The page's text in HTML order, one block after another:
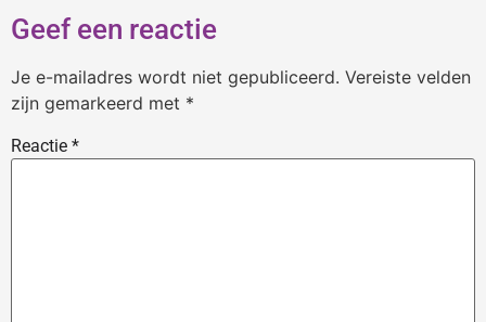
Geef een reactie
Je e-mailadres wordt niet gepubliceerd. Vereiste velden
zijn gemarkeerd met *
Reactie *